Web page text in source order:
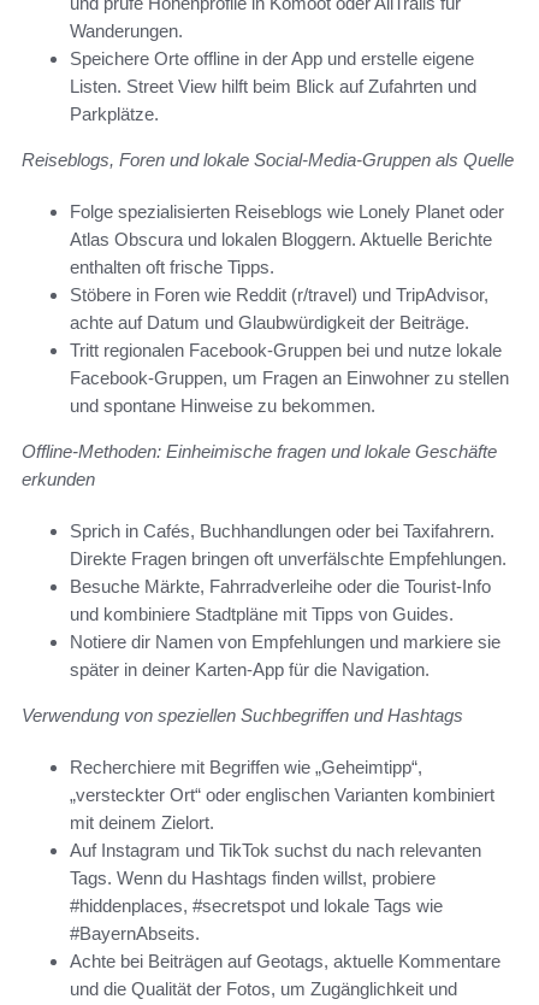
Wanderungen.
Speichere Orte offline in der App und erstelle eigene
Listen. Street View hilft beim Blick auf Zufahrten und
Parkplätze.
Reiseblogs, Foren und lokale Social-Media-Gruppen als Quelle
Folge spezialisierten Reiseblogs wie Lonely Planet oder
Atlas Obscura und lokalen Bloggern. Aktuelle Berichte
enthalten oft frische Tipps.
Stöbere in Foren wie Reddit (r/travel) und TripAdvisor,
achte auf Datum und Glaubwürdigkeit der Beiträge.
Tritt regionalen Facebook-Gruppen bei und nutze lokale
Facebook-Gruppen, um Fragen an Einwohner zu stellen
und spontane Hinweise zu bekommen.
Offline-Methoden: Einheimische fragen und lokale Geschäfte
erkunden
Sprich in Cafés, Buchhandlungen oder bei Taxifahrern.
Direkte Fragen bringen oft unverfälschte Empfehlungen.
Besuche Märkte, Fahrradverleihe oder die Tourist-Info
und kombiniere Stadtpläne mit Tipps von Guides.
Notiere dir Namen von Empfehlungen und markiere sie
später in deiner Karten-App für die Navigation.
Verwendung von speziellen Suchbegriffen und Hashtags
Recherchiere mit Begriffen wie „Geheimtipp“,
„versteckter Ort“ oder englischen Varianten kombiniert
mit deinem Zielort.
Auf Instagram und TikTok suchst du nach relevanten
Tags. Wenn du Hashtags finden willst, probiere
#hiddenplaces, #secretspot und lokale Tags wie
#BayernAbseits.
Achte bei Beiträgen auf Geotags, aktuelle Kommentare
und die Qualität der Fotos, um Zugänglichkeit und